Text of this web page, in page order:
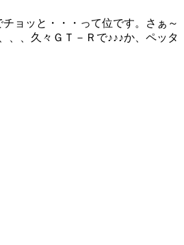
ョッと・・・って位です。さぁ～
、、久々ＧＴ－Ｒで♪♪♪か、ペッタ